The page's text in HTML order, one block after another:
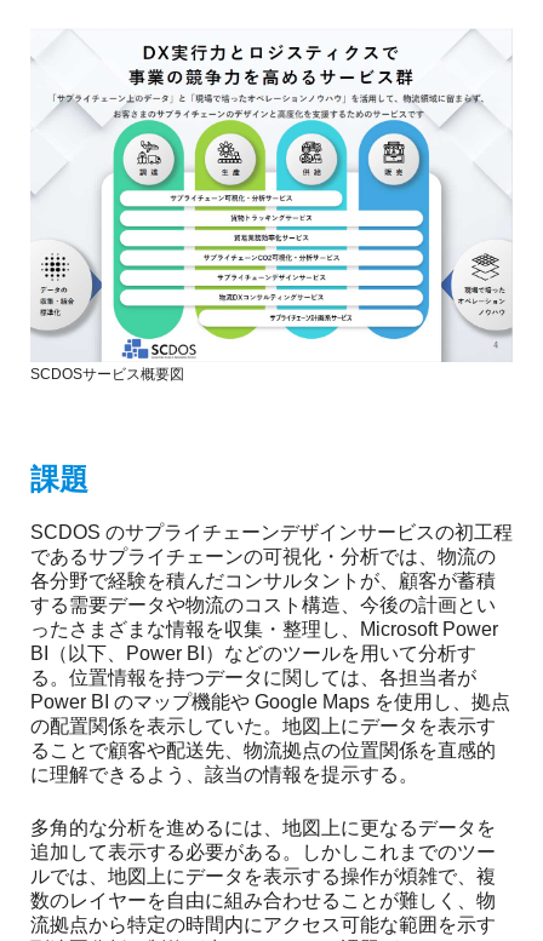
SCDOSサービス概要図
課題
SCDOS のサプライチェーンデザインサービスの初工程
であるサプライチェーンの可視化・分析では、物流の
各分野で経験を積んだコンサルタントが、顧客が蓄積
する需要データや物流のコスト構造、今後の計画とい
ったさまざまな情報を収集・整理し、Microsoft Power
BI（以下、Power BI）などのツールを用いて分析す
る。位置情報を持つデータに関しては、各担当者が
Power BI のマップ機能や Google Maps を使用し、拠点
の配置関係を表示していた。地図上にデータを表示す
ることで顧客や配送先、物流拠点の位置関係を直感的
に理解できるよう、該当の情報を提示する。
多角的な分析を進めるには、地図上に更なるデータを
追加して表示する必要がある。しかしこれまでのツー
ルでは、地図上にデータを表示する操作が煩雑で、複
数のレイヤーを自由に組み合わせることが難しく、物
流拠点から特定の時間内にアクセス可能な範囲を示す